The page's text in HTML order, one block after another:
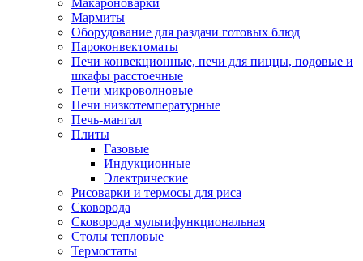
Макароноварки
Мармиты
Оборудование для раздачи готовых блюд
Пароконвектоматы
Печи конвекционные, печи для пиццы, подовые и
шкафы расстоечные
Печи микроволновые
Печи низкотемпературные
Печь-мангал
Плиты
Газовые
Индукционные
Электрические
Рисоварки и термосы для риса
Сковорода
Сковорода мультифункциональная
Столы тепловые
Термостаты